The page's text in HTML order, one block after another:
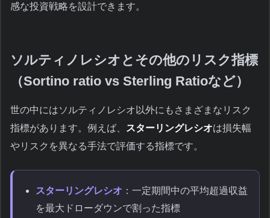
感な投資戦略を設計できます。
ソルティノレシオとその他のリスク指標
（Sortino ratio vs Sterling Ratioなど）
世の中にはソルティノレシオ以外にもさまざまなリスク
指標があります。例えば、
スターリングレシオは損失幅
やリスクを異なる手法で評価する指標です。
スターリングレシオ ：一定期間中の平均超過収益
を最大ドローダウンで割った指標